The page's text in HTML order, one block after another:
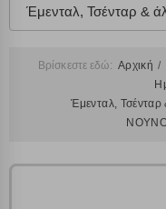
Έμενταλ, Τσένταρ &
Βρίσκεστε εδώ: Αρχική
Έμενταλ, Τσένταρ